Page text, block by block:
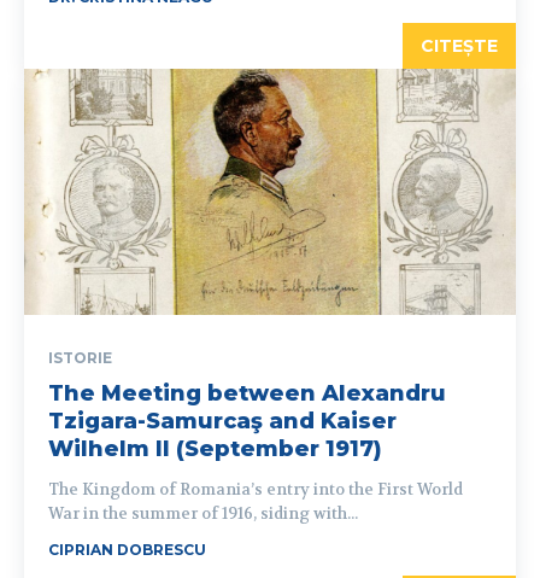
CITEȘTE
ISTORIE
The Meeting between Alexandru
Tzigara-Samurcaş and Kaiser
Wilhelm II (September 1917)
The Kingdom of Romania’s entry into the First World
War in the summer of 1916, siding with...
CIPRIAN DOBRESCU